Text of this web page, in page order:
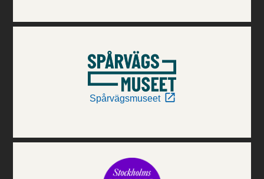
Spårvägsmuseet